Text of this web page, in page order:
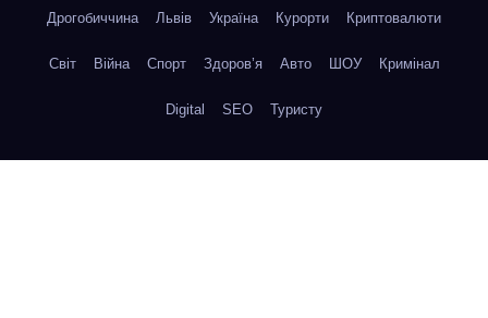
Дрогобиччина Львів Україна Курорти Криптовалюти
Світ Війна Спорт Здоров’я Авто ШОУ Кримінал
Digital SEO Туристу